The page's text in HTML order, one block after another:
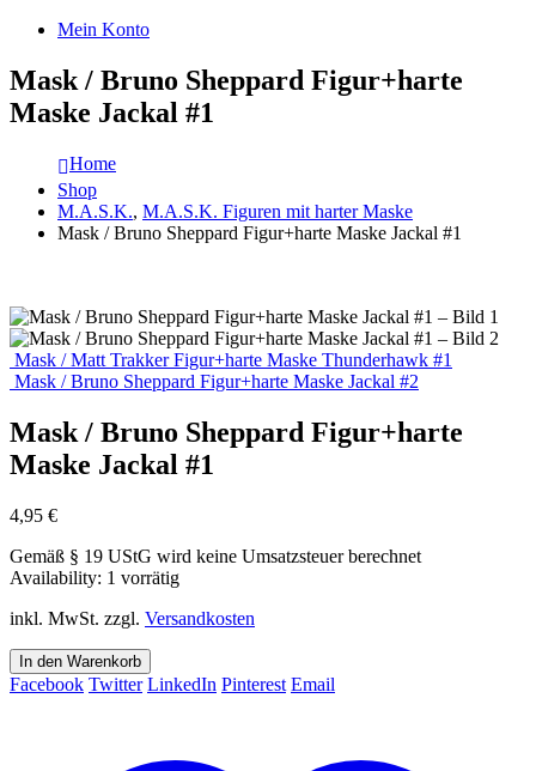
Mein Konto
Mask / Bruno Sheppard Figur+harte
Maske Jackal #1
Home
Shop
M.A.S.K., M.A.S.K. Figuren mit harter Maske
Mask / Bruno Sheppard Figur+harte Maske Jackal #1
Mask / Matt Trakker Figur+harte Maske Thunderhawk #1
Mask / Bruno Sheppard Figur+harte Maske Jackal #2
Mask / Bruno Sheppard Figur+harte
Maske Jackal #1
4,95 €
Gemäß § 19 UStG wird keine Umsatzsteuer berechnet
Availability: 1 vorrätig
inkl. MwSt. zzgl. Versandkosten
In den Warenkorb
Facebook Twitter LinkedIn Pinterest Email